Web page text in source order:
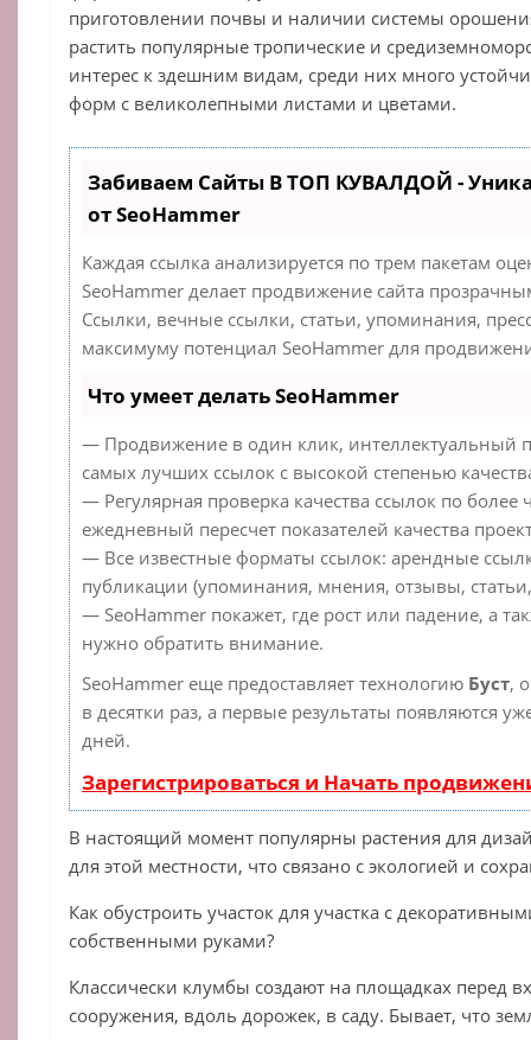
приготовлении почвы и наличии системы
растить популярные тропические и
интерес к здешним видам, среди них много
форм с великолепными листами и цветами.
Забиваем Сайты В ТОП КУВАЛДОЙ -
от SeoHammer
Каждая ссылка анализируется по трем пакетам
SeoHammer делает продвижение сайта
Ссылки, вечные ссылки, статьи, упоминания,
максимуму потенциал SeoHammer для
Что умеет делать SeoHammer
— Продвижение в один клик, интеллектуальный
самых лучших ссылок с высокой степенью
— Регулярная проверка качества ссылок по более
ежедневный пересчет показателей качества
— Все известные форматы ссылок: арендные
публикации (упоминания, мнения, отзывы,
— SeoHammer покажет, где рост или падение, а
нужно обратить внимание.
SeoHammer еще предоставляет технологию Буст,
в десятки раз, а первые результаты появляются
дней.
Зарегистрироваться и Начать
В настоящий момент популярны растения для
для этой местности, что связано с экологией и
Как обустроить участок для участка с
собственными руками?
Классически клумбы создают на площадках перед
сооружения, вдоль дорожек, в саду. Бывает, что